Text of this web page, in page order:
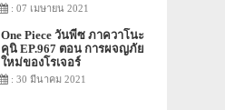
: 07 เมษายน 2021
One Piece วันพีซ ภาควาโนะ
คุนิ EP.967 ตอน การผจญภัย
ใหม่ของโรเจอร์
: 30 มีนาคม 2021